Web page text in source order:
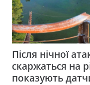
Після нічної
скаржаться на
показують